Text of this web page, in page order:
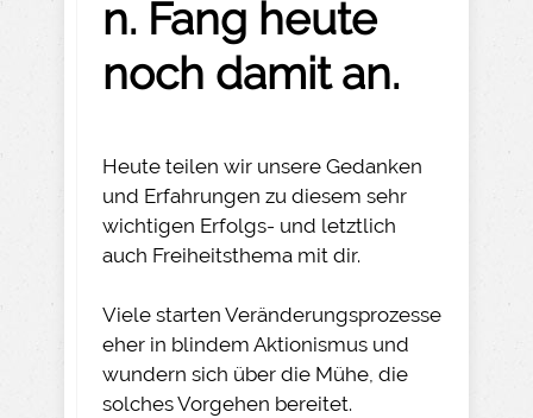
n. Fang heute
noch damit an.
Heute teilen wir unsere Gedanken
und Erfahrungen zu diesem sehr
wichtigen Erfolgs- und letztlich
auch Freiheitsthema mit dir.
Viele starten Veränderungsprozesse
eher in blindem Aktionismus und
wundern sich über die Mühe, die
solches Vorgehen bereitet.